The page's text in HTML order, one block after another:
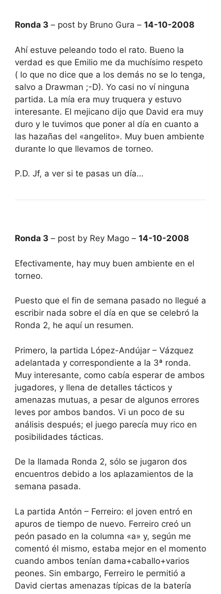
Ronda 3 – post by Bruno Gura – 14-10-2008
Ahí estuve peleando todo el rato. Bueno la
verdad es que Emilio me da muchísimo respeto
( lo que no dice que a los demás no se lo tenga,
salvo a Drawman ;-D). Yo casi no ví ninguna
partida. La mía era muy truquera y estuvo
interesante. El mejicano dijo que David era muy
duro y le tuvimos que poner al día en cuanto a
las hazañas del «angelito». Muy buen ambiente
durante lo que llevamos de torneo.
P.D. Jf, a ver si te pasas un día…
Ronda 3 – post by Rey Mago – 14-10-2008
Efectivamente, hay muy buen ambiente en el
torneo.
Puesto que el fin de semana pasado no llegué a
escribir nada sobre el día en que se celebró la
Ronda 2, he aquí un resumen.
Primero, la partida López-Andújar – Vázquez
adelantada y correspondiente a la 3ª ronda.
Muy interesante, como cabía esperar de ambos
jugadores, y llena de detalles tácticos y
amenazas mutuas, a pesar de algunos errores
leves por ambos bandos. Vi un poco de su
análisis después; el juego parecía muy rico en
posibilidades tácticas.
De la llamada Ronda 2, sólo se jugaron dos
encuentros debido a los aplazamientos de la
semana pasada.
La partida Antón – Ferreiro: el joven entró en
apuros de tiempo de nuevo. Ferreiro creó un
peón pasado en la columna «a» y, según me
comentó él mismo, estaba mejor en el momento
cuando ambos tenían dama+caballo+varios
peones. Sin embargo, Ferreiro le permitió a
David ciertas amenazas típicas de la batería